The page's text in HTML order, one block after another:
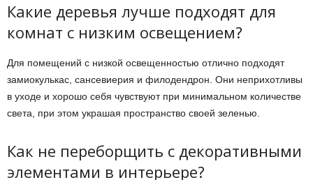
Какие деревья лучше подходят для
комнат с низким освещением?
Для помещений с низкой освещенностью отлично подходят
замиокулькас, сансевиерия и филодендрон. Они неприхотливы
в уходе и хорошо себя чувствуют при минимальном количестве
света, при этом украшая пространство своей зеленью.
Как не переборщить с декоративными
элементами в интерьере?